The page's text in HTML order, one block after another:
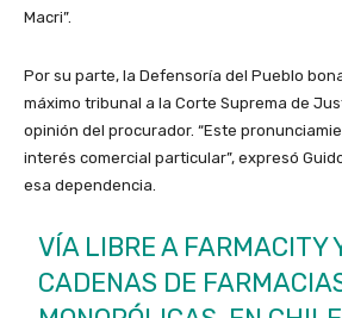
Macri”.
Por su parte, la Defensoría del Pueblo
máximo tribunal a la Corte Suprema de
opinión del procurador. “Este
interés comercial particular”, expresó
esa dependencia.
VÍA LIBRE A FARMACITY
CADENAS DE